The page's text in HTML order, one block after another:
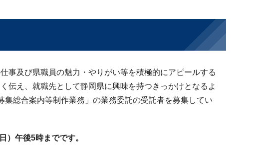
事及び県職員の魅力・やりがい等を積極的にアピールする
伝え、就職先として静岡県に興味を持つきっかけとなるよ
総合案内等制作業務」の業務委託の受託者を募集してい
）午後5時までです。